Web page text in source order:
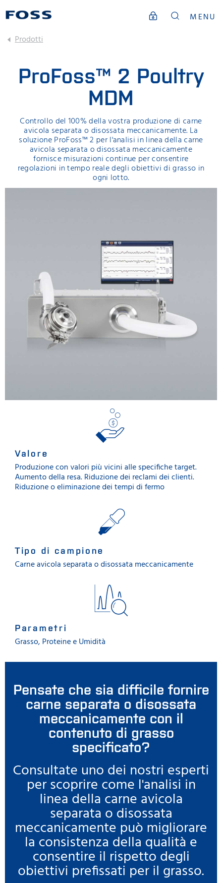
MENU
Prodotti
ProFoss™ 2 Poultry
MDM
Controllo del 100% della vostra produzione di carne
avicola separata o disossata meccanicamente. La
soluzione ProFoss™ 2 per l'analisi in linea della carne
avicola separata o disossata meccanicamente
fornisce misurazioni continue per consentire
regolazioni in tempo reale degli obiettivi di grasso in
ogni lotto.
Valore
Produzione con valori più vicini alle specifiche target.
Aumento della resa. Riduzione dei reclami dei clienti.
Riduzione o eliminazione dei tempi di fermo
Tipo di campione
Carne avicola separata o disossata meccanicamente
Parametri
Grasso, Proteine e Umidità
Pensate che sia difficile fornire
carne separata o disossata
meccanicamente con il
contenuto di grasso
specificato?
Consultate uno dei nostri esperti
per scoprire come l'analisi in
linea della carne avicola
separata o disossata
meccanicamente può migliorare
la consistenza della qualità e
consentire il rispetto degli
obiettivi prefissati per il grasso.